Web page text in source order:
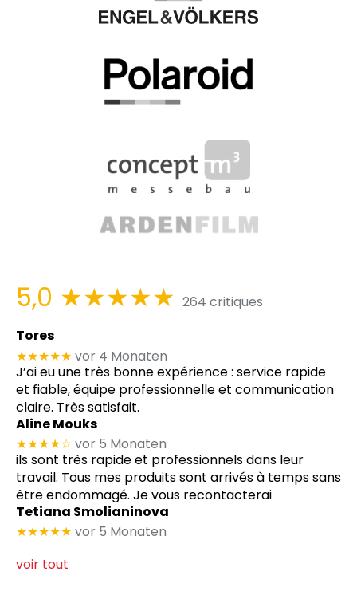
5,0 ★★★★★ 264 critiques
Tores
★★★★★ vor 4 Monaten
J’ai eu une très bonne expérience : service rapide
et fiable, équipe professionnelle et communication
claire. Très satisfait.
Aline Mouks
★★★★☆ vor 5 Monaten
ils sont très rapide et professionnels dans leur
travail. Tous mes produits sont arrivés à temps sans
être endommagé. Je vous recontacterai
Tetiana Smolianinova
★★★★★ vor 5 Monaten
voir tout